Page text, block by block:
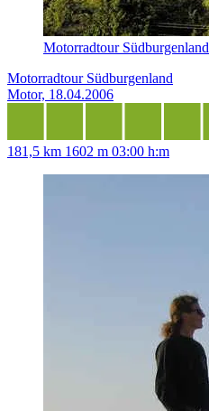
Motorradtour Südburgenland
Motorradtour Südburgenland
Motor, 18.04.2006
181,5 km 1602 m 03:00 h:m